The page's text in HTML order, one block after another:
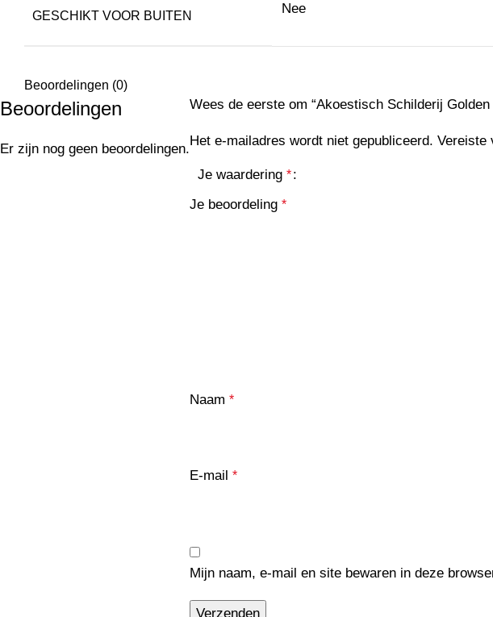
GESCHIKT VOOR BUITEN Nee
Beoordelingen (0)
Beoordelingen
Er zijn nog geen beoordelingen.
Wees de eerste om “Akoestisch Schilderij
Het e-mailadres wordt niet gepubliceerd. Vereiste
Je waardering *
Je beoordeling *
Naam *
E-mail *
Mijn naam, e-mail en site bewaren in deze